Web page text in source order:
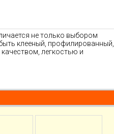
не только выбором
клееный, профилированный,
легкостью и